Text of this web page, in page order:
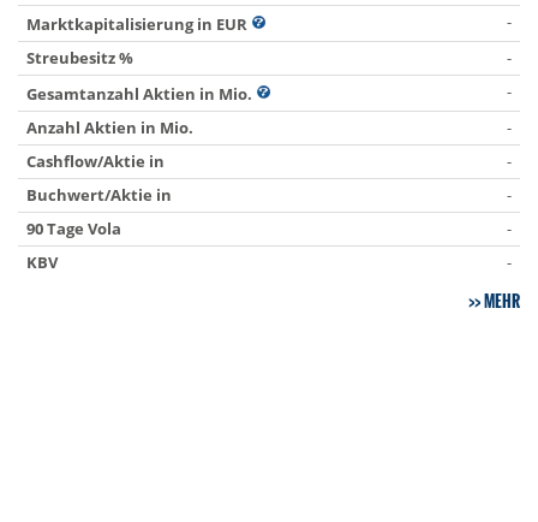
Marktkapitalisierung in EUR
-
Streubesitz %
-
Gesamtanzahl Aktien in Mio.
-
Anzahl Aktien in Mio.
-
Cashflow/Aktie in
-
Buchwert/Aktie in
-
90 Tage Vola
-
KBV
-
MEHR